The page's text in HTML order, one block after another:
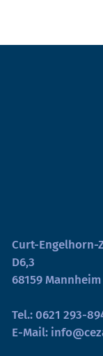
Curt-Engelhorn-
D6,3
68159 Mannheim
Tel.:0621 293-
E-Mail: